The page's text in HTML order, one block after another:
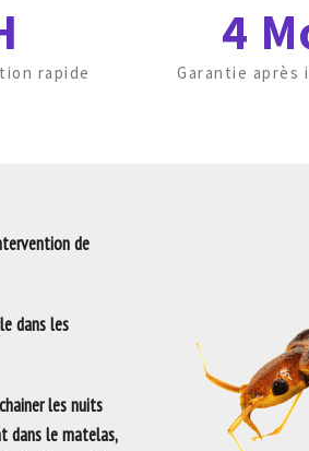
rapide
4
Garantie après
de
dans les
les nuits
dans le matelas,